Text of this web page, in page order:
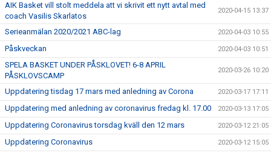
AIK Basket vill stolt meddela att vi skrivit ett nytt avtal med
coach Vasilis Skarlatos
2020-04-15 13:37
Serieanmälan 2020/2021 ABC-lag 2020-04-03 10:55
Påskveckan 2020-04-03 10:51
SPELA BASKET UNDER PÅSKLOVET! 6-8 APRIL
PÅSKLOVSCAMP
2020-03-26 10:20
Uppdatering tisdag 17 mars med anledning av Corona 2020-03-17 17:11
Uppdatering med anledning av coronavirus fredag kl. 17.00 2020-03-13 17:05
Uppdatering Coronavirus torsdag kväll den 12 mars 2020-03-12 21:05
Uppdatering Coronavirus 2020-03-12 15:05